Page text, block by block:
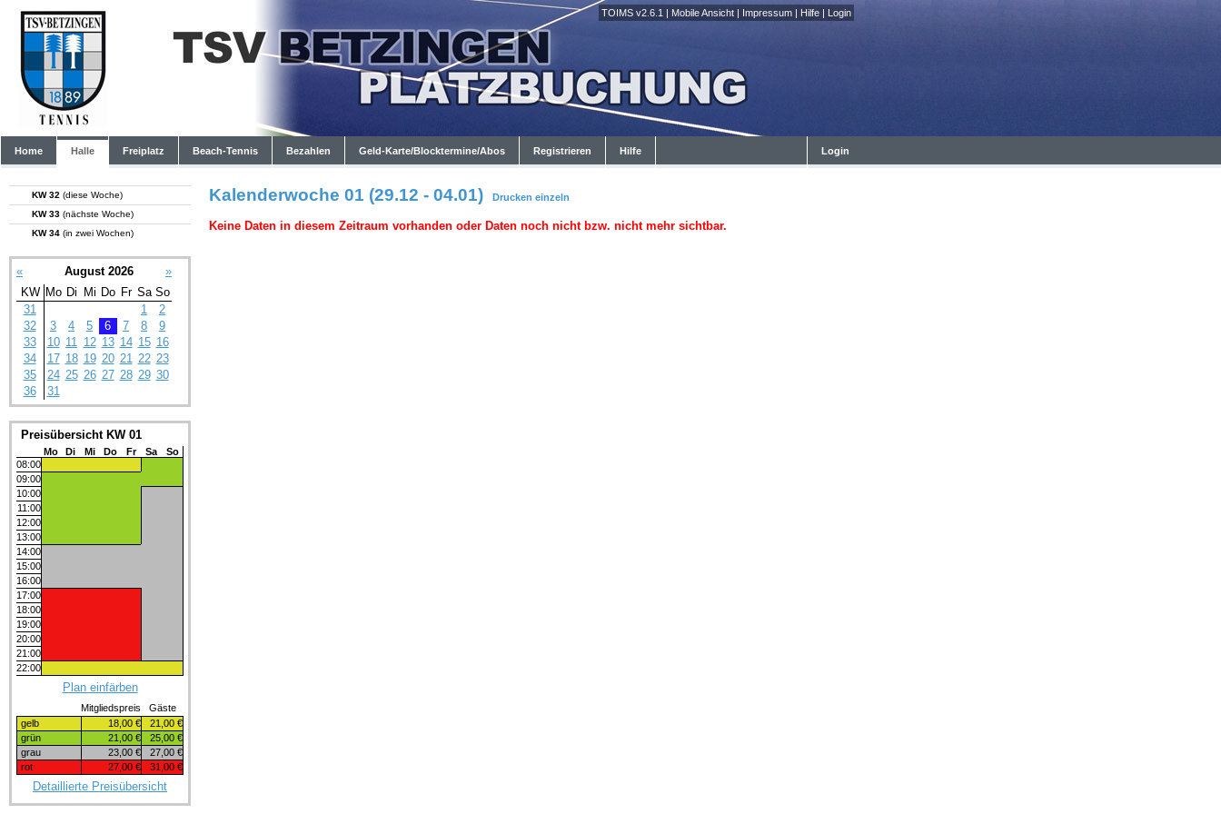
TOIMS v2.6.1 | Mobile Ansicht | Impressum | Hilfe | Login
Home Halle Freiplatz Beach-Tennis Bezahlen Geld-Karte/Blocktermine/Abos Registrieren Hilfe Login
KW 32 (diese Woche)
KW 33 (nächste Woche)
KW 34 (in zwei Wochen)
« August 2026
»
KW Mo Di Mi Do Fr Sa So
31
1
2
32
3 4 5 6 7 8
9
33
10 11 12 13 14 15 16
34
17 18 19 20 21 22 23
35
24 25 26 27 28 29 30
36
31
Preisübersicht KW 01
Mo Di Mi Do Fr Sa
So
08:00
09:00
10:00
11:00
12:00
13:00
14:00
15:00
16:00
17:00
18:00
19:00
20:00
21:00
22:00
Plan einfärben
Mitgliedspreis
Gäste
gelb
18,00 €
21,00 €
grün
21,00 €
25,00 €
grau
23,00 €
27,00 €
rot
27,00 € 31,00 €
Detaillierte Preisübersicht
Kalenderwoche 01 (29.12 - 04.01) Drucken einzeln
Keine Daten in diesem Zeitraum vorhanden oder Daten noch nicht bzw. nicht mehr sichtbar.